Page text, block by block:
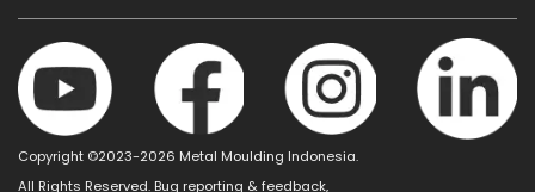
Copyright ©2023-2026 Metal Moulding Indonesia.
All Rights Reserved. Bug reporting & feedback,